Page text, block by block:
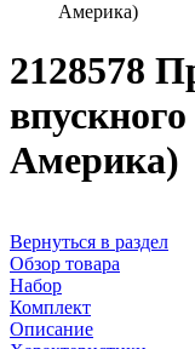
Америка)
2128578
Америка)
Вернуться в раздел
Обзор товара
Набор
Комплект
Описание